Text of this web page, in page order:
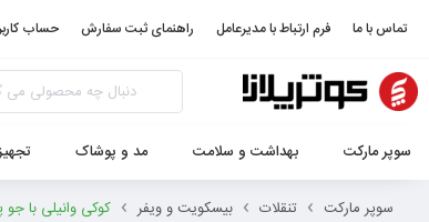
تماس با ما فرم ارتباط با مدیرعامل راهنمای ثبت سفارش حساب
سوپر مارکت بهداشت و سلامت مد و پوشاک
سوپر مارکت تنقلات بیسکویت و ویفر کوکی وانیلی با جو پرک ارم وزن